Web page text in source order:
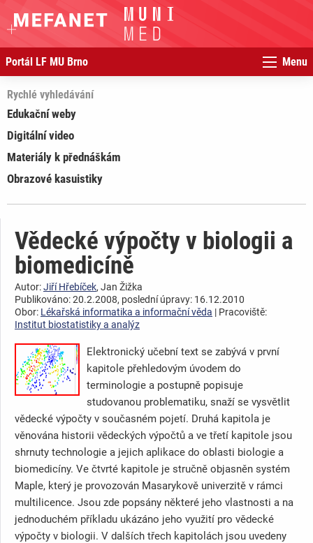
Portál LF MU Brno Menu
Rychlé vyhledávání
Edukační weby
Digitální video
Materiály k přednáškám
Obrazové kasuistiky
Vědecké výpočty v biologii a
biomedicíně
Autor:Jiří Hřebíček, Jan Žižka
Publikováno: 20.2.2008, poslední úpravy: 16.12.2010
Obor: Lékařská informatika a informační věda | Pracoviště:
Institut biostatistiky a analýz
Elektronický učební text se zabývá v první
kapitole přehledovým úvodem do
terminologie a postupně popisuje
studovanou problematiku, snaží se vysvětlit
vědecké výpočty v současném pojetí. Druhá kapitola je
věnována historii vědeckých výpočtů a ve třetí kapitole jsou
shrnuty technologie a jejich aplikace do oblasti biologie a
biomedicíny. Ve čtvrté kapitole je stručně objasněn systém
Maple, který je provozován Masarykově univerzitě v rámci
multilicence. Jsou zde popsány některé jeho vlastnosti a na
jednoduchém příkladu ukázáno jeho využití pro vědecké
výpočty v biologii. V dalších třech kapitolách jsou uvedeny